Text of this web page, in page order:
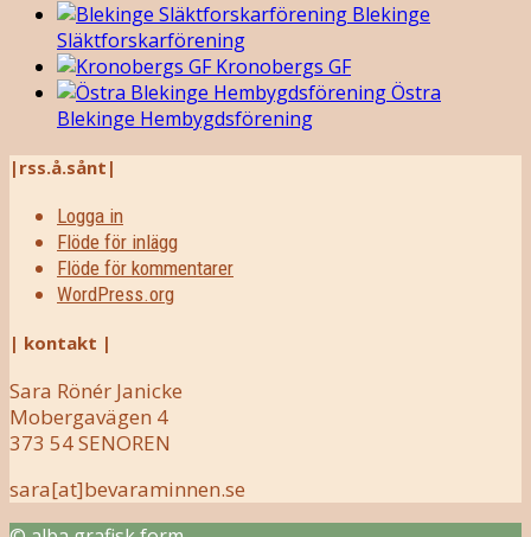
Blekinge
Släktforskarförening
Kronobergs GF
Östra
Blekinge Hembygdsförening
|rss.å.sånt|
Logga in
Flöde för inlägg
Flöde för kommentarer
WordPress.org
| kontakt |
Sara Rönér Janicke
Mobergavägen 4
373 54 SENOREN
sara[at]bevaraminnen.se